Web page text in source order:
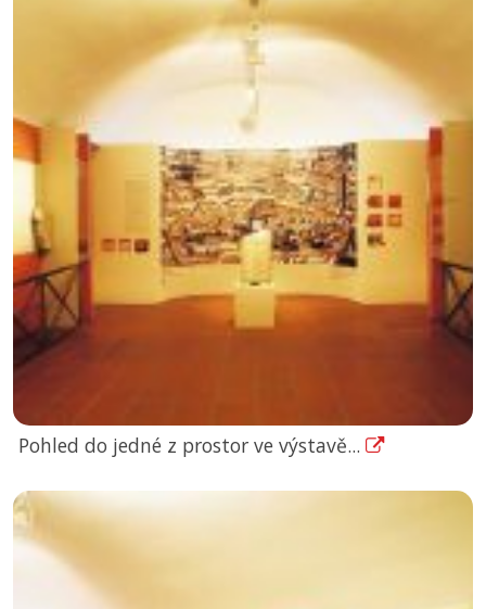
Pohled do jedné z prostor ve výstavě...